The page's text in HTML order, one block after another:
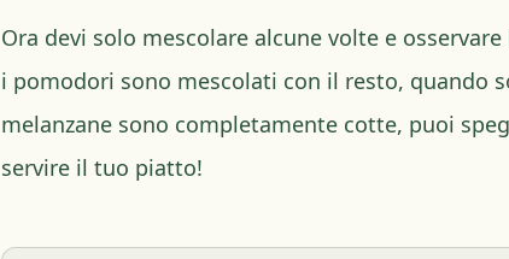
Ora devi solo mescolare alcune volte e
i pomodori sono mescolati con il resto, quando
melanzane sono completamente cotte, puoi
servire il tuo piatto!